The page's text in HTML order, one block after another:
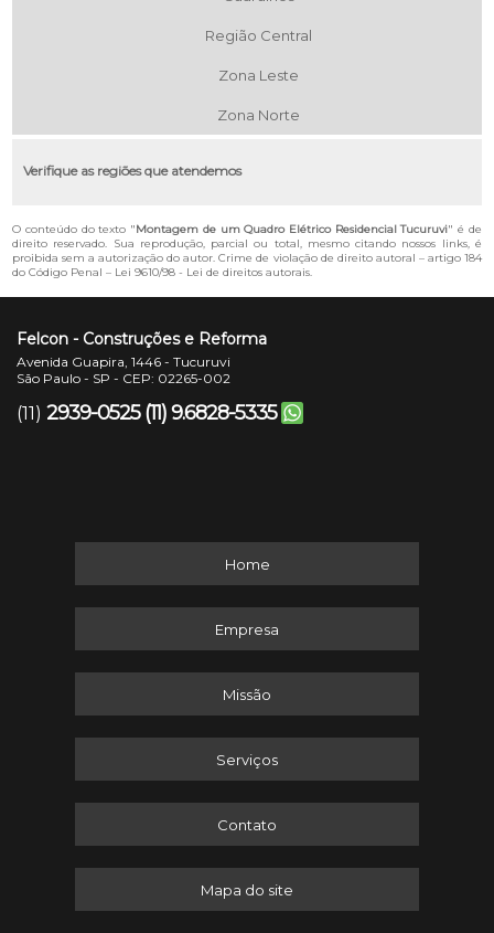
Região Central
Zona Leste
Zona Norte
Verifique as regiões que atendemos
O conteúdo do texto "Montagem de um Quadro Elétrico Residencial Tucuruvi" é de
direito reservado. Sua reprodução, parcial ou total, mesmo citando nossos links, é
proibida sem a autorização do autor. Crime de violação de direito autoral – artigo 184
do Código Penal – Lei 9610/98 - Lei de direitos autorais.
Felcon - Construções e Reforma
Avenida Guapira, 1446 - Tucuruvi
São Paulo - SP - CEP: 02265-002
(11) 2939-0525 (11) 9.6828-5335
Home
Empresa
Missão
Serviços
Contato
Mapa do site